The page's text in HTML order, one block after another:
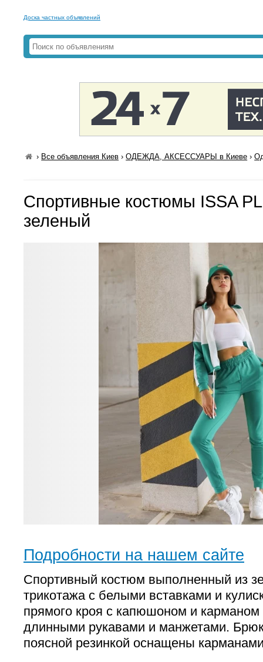
Доска частных объявлений
› Все объявления Киев ›ОДЕЖДА, АКСЕССУАРЫ в Киеве ›
Спортивные костюмы ISSA
зеленый
Подробности на нашем сайте
Спортивный костюм выполненный из
трикотажа с белыми вставками и
прямого кроя с капюшоном и
длинными рукавами и манжетами.
поясной резинкой оснащены